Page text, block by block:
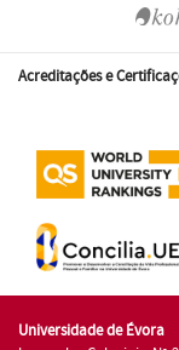
Acreditações e
Universidade de Évora